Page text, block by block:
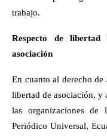
trabajo.
Respecto de
asociación
En cuanto al derecho
libertad de asociación, y
las organizaciones de
Periódico Universal,